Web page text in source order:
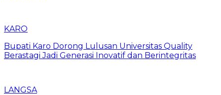
KARO
Bupati Karo Dorong Lulusan Universitas Quality
Berastagi Jadi Generasi Inovatif dan Berintegritas
LANGSA